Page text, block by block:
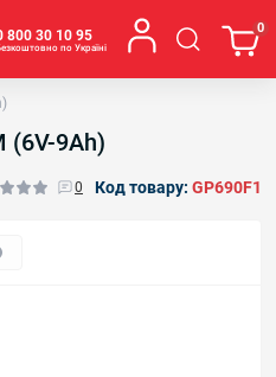
800 30 10 95
по Україні
0
(6V-9Ah)
0 Код товару: GP690F1